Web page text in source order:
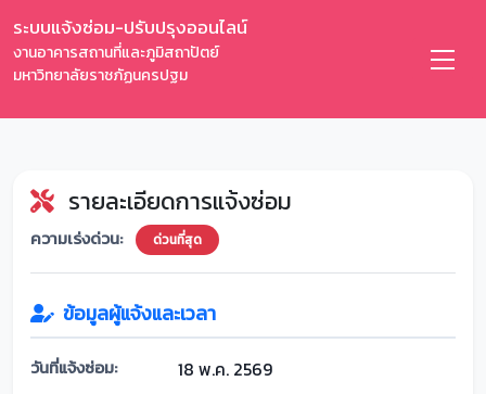
ระบบแจ้งซ่อม-ปรับปรุงออนไลน์
งานอาคารสถานที่และภูมิสถาปัตย์
มหาวิทยาลัยราชภัฏนครปฐม
รายละเอียดการแจ้งซ่อม
ความเร่งด่วน: ด่วนที่สุด
ข้อมูลผู้แจ้งและเวลา
วันที่แจ้งซ่อม: 18 พ.ค. 2569